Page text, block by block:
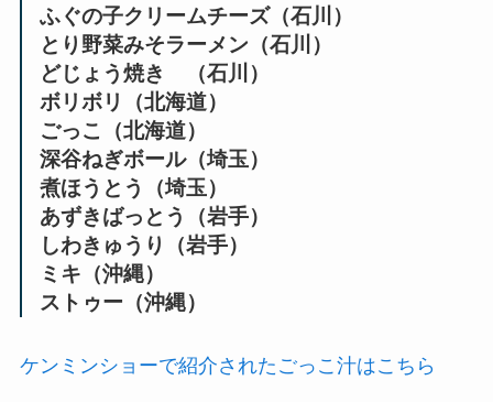
ふぐの子クリームチーズ（石川）
とり野菜みそラーメン（石川）
どじょう焼き （石川）
ボリボリ（北海道）
ごっこ（北海道）
深谷ねぎボール（埼玉）
煮ほうとう（埼玉）
あずきばっとう（岩手）
しわきゅうり（岩手）
ミキ（沖縄）
ストゥー（沖縄）
ケンミンショーで紹介されたごっこ汁はこちら